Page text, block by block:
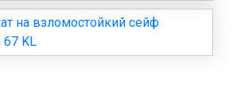
на взломостойкий сейф
67 KL